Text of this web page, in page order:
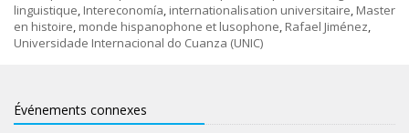
linguistique, Intereconomía, internationalisation universitaire, Master
en histoire, monde hispanophone et lusophone, Rafael Jiménez,
Universidade Internacional do Cuanza (UNIC)
Événements connexes